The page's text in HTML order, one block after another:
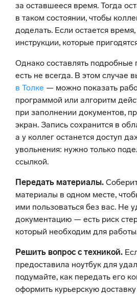
за оставшееся время. Тогда
в таком состоянии, чтобы
доделать. Если остается время,
инструкции, которые
Однако составлять
есть не всегда. В этом случае
в Толке — можно показать
программой или алгоритм
при заполнении документов,
экран. Запись сохранится в
а у коллег останется доступ
увольнения: нужно только
ссылкой.
Передать материалы.
материалы в одном месте,
ими пользоваться без вас. Не
документацию — есть риск
который необходим для
Решить вопрос с техникой.
предоставила ноутбук для
подумайте, как передать его
оформить курьерскую